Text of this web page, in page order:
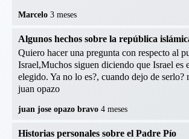
Marcelo 3 meses
Algunos hechos sobre la república
Quiero hacer una pregunta con respecto al
Israel,Muchos siguen diciendo que Israel es
elegido. Ya no lo es?, cuando dejo de serlo?
juan opazo
juan jose opazo bravo 4 meses
Historias personales sobre el Padre Pío